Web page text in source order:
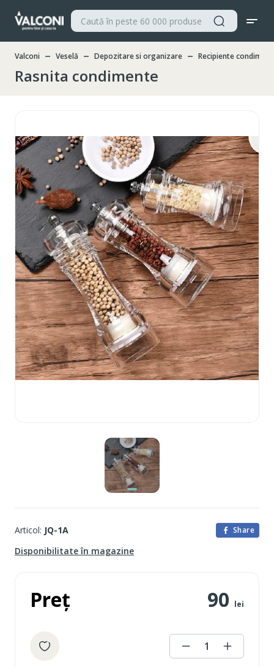
Valconi Veselă Depozitare si organizare Recipiente
Rasnita condimente
Articol: JQ-1A Share
Disponibilitate în magazine
Preț 90 lei
1